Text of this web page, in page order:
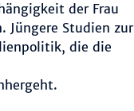
der Frau
Jüngere Studien zur
die die